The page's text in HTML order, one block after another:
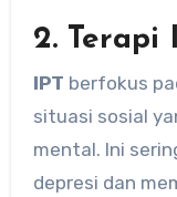
2. Terapi
IPT berfokus
situasi sosial
mental. Ini
depresi dan